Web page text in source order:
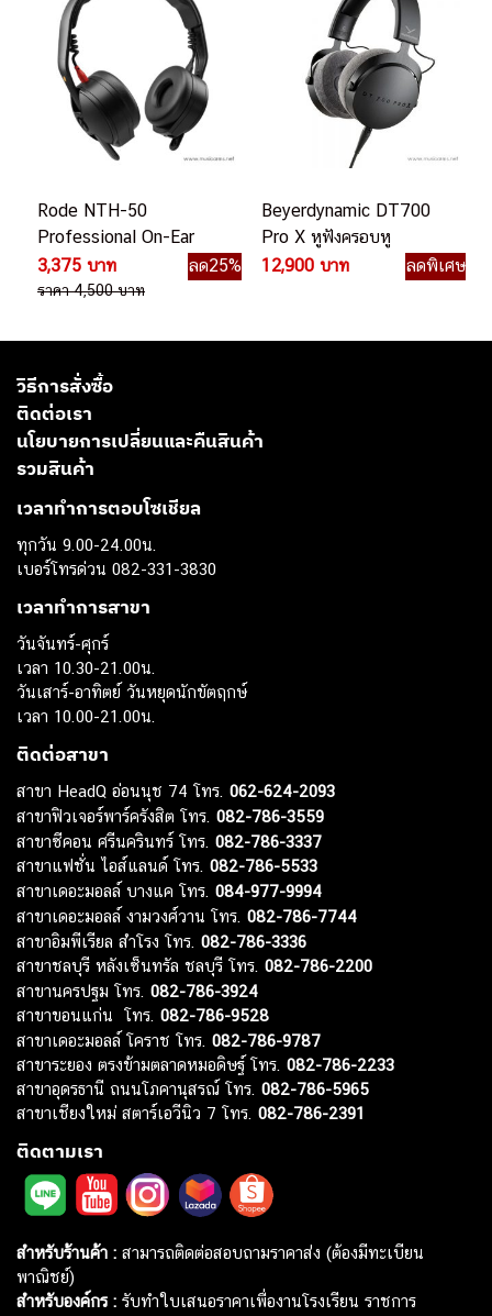
Rode NTH-50
Professional On-Ear
Headphones หูฟังออน
เอียร์
3,375 บาท ลด25%
ราคา 4,500 บาท
Beyerdynamic DT700
Pro X หูฟังครอบหู
(Closed)
12,900 บาท ลดพิเศษ
วิธีการสั่งซื้อ
ติดต่อเรา
นโยบายการเปลี่ยนและคืนสินค้า
รวมสินค้า
เวลาทำการตอบโซเชียล
ทุกวัน 9.00-24.00น.
เบอร์โทรด่วน 082-331-3830
เวลาทำการสาขา
วันจันทร์-ศุกร์
เวลา 10.30-21.00น.
วันเสาร์-อาทิตย์ วันหยุดนักขัตฤกษ์
เวลา 10.00-21.00น.
ติดต่อสาขา
สาขา HeadQ อ่อนนุช 74 โทร. 062-624-2093
สาขาฟิวเจอร์พาร์ครังสิต โทร. 082-786-3559
สาขาซีคอน ศรีนครินทร์ โทร. 082-786-3337
สาขาแฟชั่น ไอส์แลนด์ โทร. 082-786-5533
สาขาเดอะมอลล์ บางแค โทร. 084-977-9994
สาขาเดอะมอลล์ งามวงศ์วาน โทร. 082-786-7744
สาขาอิมพีเรียล สำโรง โทร. 082-786-3336
สาขาชลบุรี หลังเซ็นทรัล ชลบุรี โทร. 082-786-2200
สาขานครปฐม โทร. 082-786-3924
สาขาขอนแก่น โทร. 082-786-9528
สาขาเดอะมอลล์ โคราช โทร. 082-786-9787
สาขาระยอง ตรงข้ามตลาดหมอดิษฐ์ โทร. 082-786-2233
สาขาอุดรธานี ถนนโภคานุสรณ์ โทร. 082-786-5965
สาขาเชียงใหม่ สตาร์เอวีนิว 7 โทร. 082-786-2391
ติดตามเรา
สำหรับร้านค้า : สามารถติดต่อสอบถามราคาส่ง (ต้องมีทะเบียน
พาณิชย์)
สำหรับองค์กร : รับทำใบเสนอราคาเพื่องานโรงเรียน ราชการ